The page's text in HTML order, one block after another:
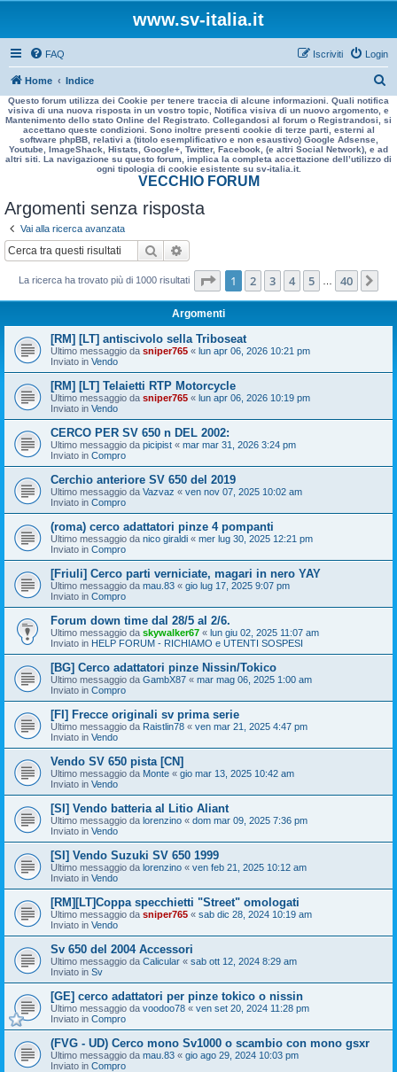
www.sv-italia.it
FAQ Login
Iscriviti
Home Indice
e
r
a
Questo forum utilizza dei Cookie per tenere traccia di alcune informazioni. Quali notifica
visiva di una nuova risposta in un vostro topic, Notifica visiva di un nuovo argomento, e
Mantenimento dello stato Online del Registrato. Collegandosi al forum o Registrandosi, si
accettano queste condizioni. Sono inoltre presenti cookie di terze parti, esterni al
software phpBB, relativi a (titolo esemplificativo e non esaustivo) Google Adsense,
Youtube, ImageShack, Histats, Google+, Twitter, Facebook, (e altri Social Network), e ad
altri siti. La navigazione su questo forum, implica la completa accettazione dell’utilizzo di
ogni tipologia di cookie esistente su sv-italia.it.
VECCHIO FORUM
Argomenti senza risposta
Vai alla ricerca avanzata
Cerca
La ricerca ha trovato più di 1000 risultati Pagina di 40
1 2 3 4 5 40
Argomenti
[RM] [LT] antiscivolo sella Triboseat
Ultimo messaggio da sniper765 « lun apr 06, 2026 10:21 pm
Inviato in Vendo
[RM] [LT] Telaietti RTP Motorcycle
Ultimo messaggio da sniper765 « lun apr 06, 2026 10:19 pm
Inviato in Vendo
CERCO PER SV 650 n DEL 2002:
Ultimo messaggio da picipist « mar mar 31, 2026 3:24 pm
Inviato in Compro
Cerchio anteriore SV 650 del 2019
Ultimo messaggio da Vazvaz « ven nov 07, 2025 10:02 am
Inviato in Compro
(roma) cerco adattatori pinze 4 pompanti
Ultimo messaggio da nico giraldi « mer lug 30, 2025 12:21 pm
Inviato in Compro
[Friuli] Cerco parti verniciate, magari in nero YAY
Ultimo messaggio da mau.83 « gio lug 17, 2025 9:07 pm
Inviato in Compro
Forum down time dal 28/5 al 2/6.
Ultimo messaggio da skywalker67 « lun giu 02, 2025 11:07 am
Inviato in HELP FORUM - RICHIAMO e UTENTI SOSPESI
[BG] Cerco adattatori pinze Nissin/Tokico
Ultimo messaggio da GambX87 « mar mag 06, 2025 1:00 am
Inviato in Compro
[FI] Frecce originali sv prima serie
Ultimo messaggio da Raistlin78 « ven mar 21, 2025 4:47 pm
Inviato in Vendo
Vendo SV 650 pista [CN]
Ultimo messaggio da Monte « gio mar 13, 2025 10:42 am
Inviato in Vendo
[SI] Vendo batteria al Litio Aliant
Ultimo messaggio da lorenzino « dom mar 09, 2025 7:36 pm
Inviato in Vendo
[SI] Vendo Suzuki SV 650 1999
Ultimo messaggio da lorenzino « ven feb 21, 2025 10:12 am
Inviato in Vendo
[RM][LT]Coppa specchietti "Street" omologati
Ultimo messaggio da sniper765 « sab dic 28, 2024 10:19 am
Inviato in Vendo
Sv 650 del 2004 Accessori
Ultimo messaggio da Calicular « sab ott 12, 2024 8:29 am
Inviato in Sv
[GE] cerco adattatori per pinze tokico o nissin
Ultimo messaggio da voodoo78 « ven set 20, 2024 11:28 pm
Inviato in Compro
(FVG - UD) Cerco mono Sv1000 o scambio con mono gsxr
Ultimo messaggio da mau.83 « gio ago 29, 2024 10:03 pm
Inviato in Compro